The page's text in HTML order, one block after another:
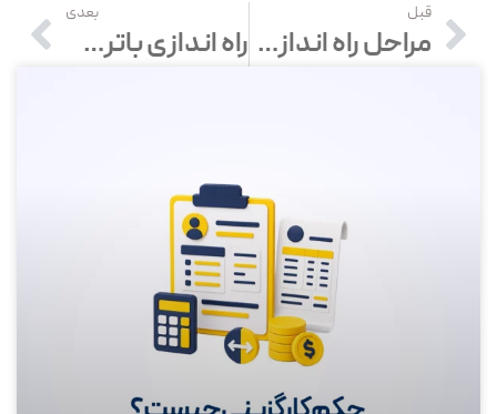
قبل
مراحل راه اندازی جوشکاری + درآمد و سرمایه مورد نیاز
بعدی
راه اندازی باتری سازی (0 تا 100) | درآمد + بازار کار